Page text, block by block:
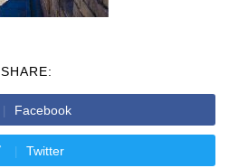
SHARE:
Facebook
Twitter